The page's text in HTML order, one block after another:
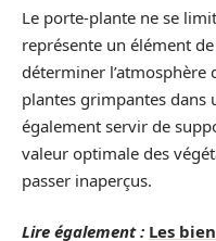
Le porte-plante ne se
représente un élément
déterminer l’atmosphère
plantes grimpantes
également servir de
valeur optimale des
passer inaperçus.
Lire également : Les